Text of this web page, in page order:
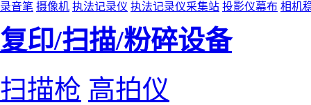
录音笔 摄像机 执法记录仪 执法记录仪采集站 投影仪幕布 相机
复印/扫描/粉碎设备
扫描枪 高拍仪